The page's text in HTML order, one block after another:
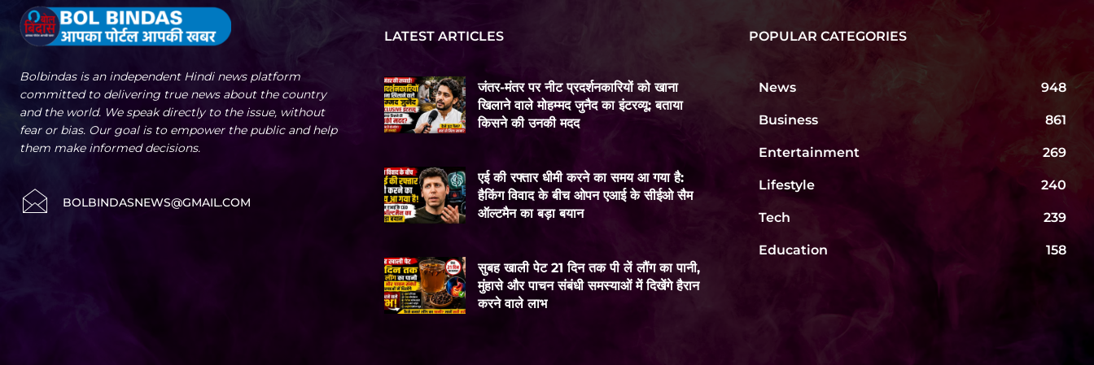
Bolbindas is an independent Hindi news platform
committed to delivering true news about the country
and the world. We speak directly to the issue, without
fear or bias. Our goal is to empower the public and help
them make informed decisions.
BOLBINDASNEWS@GMAIL.COM
LATEST ARTICLES
जंतर-मंतर पर नीट प्रदर्शनकारियों को खाना
खिलाने वाले मोहम्मद जुनैद का इंटरव्यू: बताया
किसने की उनकी मदद
एई की रफ्तार धीमी करने का समय आ गया है:
हैकिंग विवाद के बीच ओपन एआई के सीईओ सैम
ऑल्टमैन का बड़ा बयान
सुबह खाली पेट 21 दिन तक पी लें लौंग का पानी,
मुंहासे और पाचन संबंधी समस्याओं में दिखेंगे हैरान
करने वाले लाभ
POPULAR CATEGORIES
News 948
Business 861
Entertainment 269
Lifestyle 240
Tech 239
Education 158